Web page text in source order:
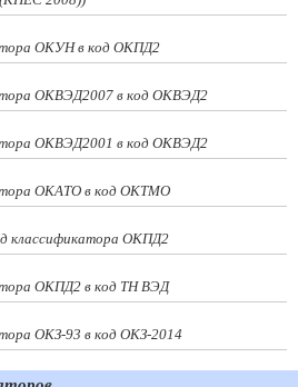
ОКУН в код ОКПД2
ОКВЭД2007 в код ОКВЭД2
ОКВЭД2001 в код ОКВЭД2
ОКАТО в код ОКТМО
классификатора ОКПД2
ОКПД2 в код ТН ВЭД
ОКЗ-93 в код ОКЗ-2014